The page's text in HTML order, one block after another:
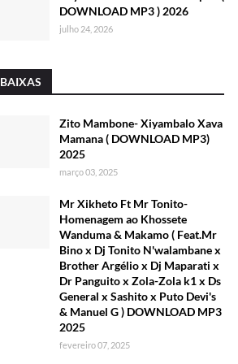
DOWNLOAD MP3 ) 2026
julho 24, 2026
Zito Mambone- Xiyambalo Xava
Mamana ( DOWNLOAD MP3)
2025
março 03, 2025
Mr Xikheto Ft Mr Tonito-
Homenagem ao Khossete
Wanduma & Makamo ( Feat.Mr
Bino x Dj Tonito N'walambane x
Brother Argélio x Dj Maparati x
Dr Panguito x Zola-Zola k1 x Ds
General x Sashito x Puto Devi's
& Manuel G ) DOWNLOAD MP3
2025
fevereiro 07, 2025